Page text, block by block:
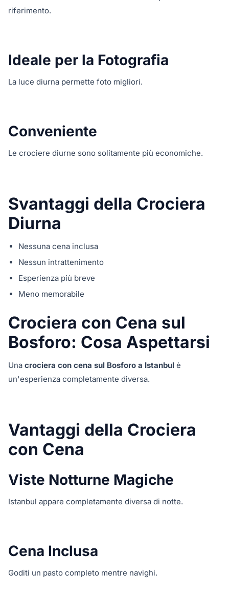
riferimento.
Ideale per la Fotografia
La luce diurna permette foto migliori.
Conveniente
Le crociere diurne sono solitamente più economiche.
Svantaggi della Crociera
Diurna
Nessuna cena inclusa
Nessun intrattenimento
Esperienza più breve
Meno memorabile
Crociera con Cena sul
Bosforo: Cosa Aspettarsi
Una crociera con cena sul Bosforo a Istanbul è
un'esperienza completamente diversa.
Vantaggi della Crociera
con Cena
Viste Notturne Magiche
Istanbul appare completamente diversa di notte.
Cena Inclusa
Goditi un pasto completo mentre navighi.